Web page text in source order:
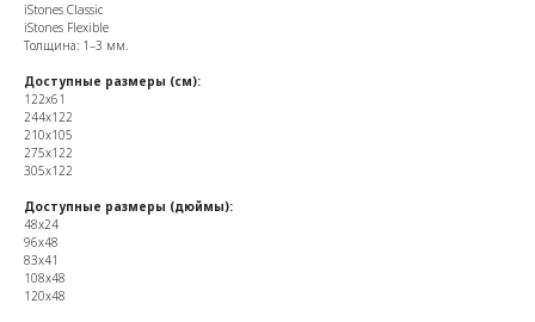
iStones Classic
iStones Flexible
Толщина: 1–3 мм.
Доступные размеры (см):
122x61
244x122
210x105
275x122
305x122
Доступные размеры (дюймы):
48x24
96x48
83x41
108x48
120x48